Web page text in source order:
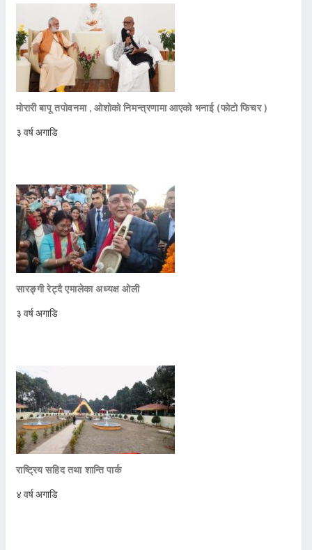
मोरारी बापू तपोवनमा , ओशोको निमन्त्रणामा आएको भनाई (फोटो फिचर )
३ वर्ष अगाडि
सारङ्गी रेट्दै एमालेका अध्यक्ष ओली
३ वर्ष अगाडि
राष्ट्रिय सहिद तथा शान्ति पार्क
४ वर्ष अगाडि